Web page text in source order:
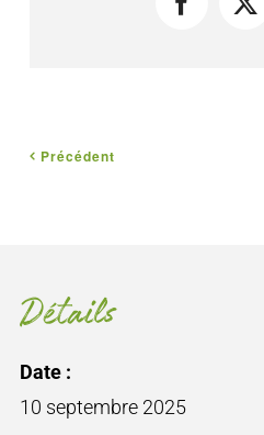
Facebook
X
Précédent
Détails
Date :
10 septembre 2025